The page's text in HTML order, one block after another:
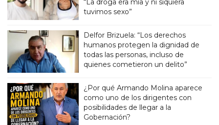
“La droga era mía y ni siquiera
tuvimos sexo”
Delfor Brizuela: “Los derechos
humanos protegen la dignidad de
todas las personas, incluso de
quienes cometieron un delito”
¿Por qué Armando Molina aparece
como uno de los dirigentes con
posibilidades de llegar a la
Gobernación?